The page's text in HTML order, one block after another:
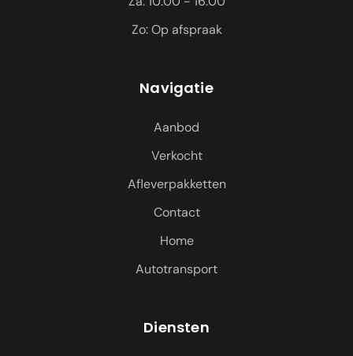
Zo: Op afspraak
Navigatie
Aanbod
Verkocht
Afleverpakketten
Contact
Home
Autotransport
Diensten